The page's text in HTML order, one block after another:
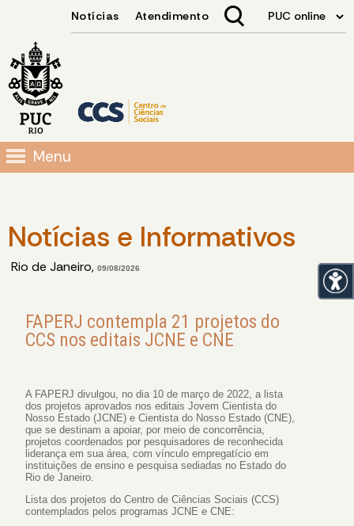
Menu
Notícias e Informativos
Rio de Janeiro, 09/08/2026
FAPERJ contempla 21 projetos do
CCS nos editais JCNE e CNE
A FAPERJ divulgou, no dia 10 de março de 2022, a lista
dos projetos aprovados nos editais Jovem Cientista do
Nosso Estado (JCNE) e Cientista do Nosso Estado (CNE),
que se destinam a apoiar, por meio de concorrência,
projetos coordenados por pesquisadores de reconhecida
liderança em sua área, com vínculo empregatício em
instituições de ensino e pesquisa sediadas no Estado do
Rio de Janeiro.
Lista dos projetos do Centro de Ciências Sociais (CCS)
contemplados pelos programas JCNE e CNE: